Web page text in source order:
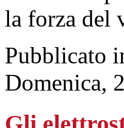
la forza del
Pubblicato
Domenica,